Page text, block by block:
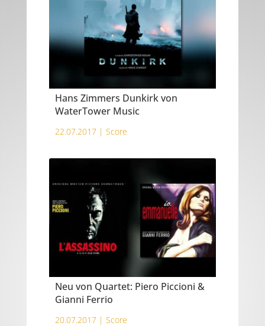
Hans Zimmers Dunkirk von
WaterTower Music
22.07.2017 | Score
Neu von Quartet: Piero Piccioni &
Gianni Ferrio
20.07.2017 | Score